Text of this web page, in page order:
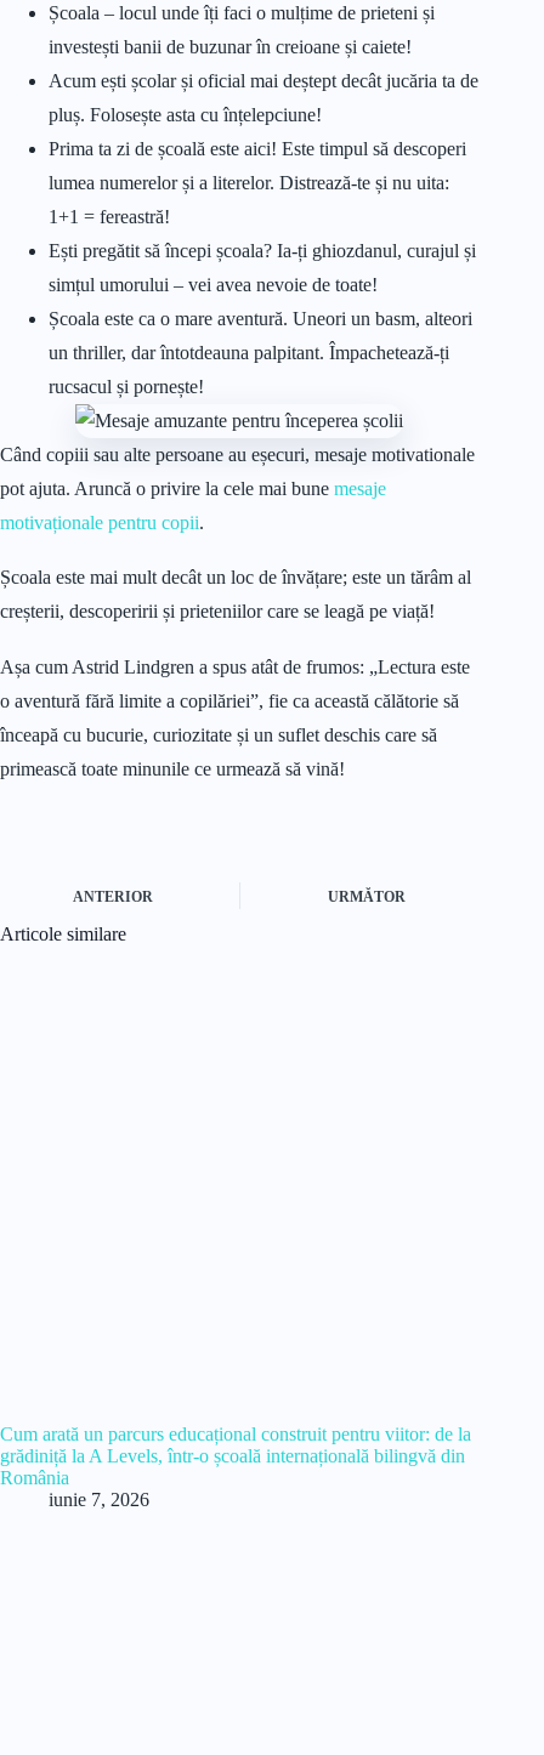
Școala – locul unde îți faci o mulțime de prieteni și
investești banii de buzunar în creioane și caiete!
Acum ești școlar și oficial mai deștept decât jucăria ta de
pluș. Folosește asta cu înțelepciune!
Prima ta zi de școală este aici! Este timpul să descoperi
lumea numerelor și a literelor. Distrează-te și nu uita:
1+1 = fereastră!
Ești pregătit să începi școala? Ia-ți ghiozdanul, curajul și
simțul umorului – vei avea nevoie de toate!
Școala este ca o mare aventură. Uneori un basm, alteori
un thriller, dar întotdeauna palpitant. Împachetează-ți
rucsacul și pornește!
Când copiii sau alte persoane au eșecuri, mesaje motivationale
pot ajuta. Aruncă o privire la cele mai bune mesaje
motivaționale pentru copii.
Școala este mai mult decât un loc de învățare; este un tărâm al
creșterii, descoperirii și prieteniilor care se leagă pe viață!
Așa cum Astrid Lindgren a spus atât de frumos: „Lectura este
o aventură fără limite a copilăriei”, fie ca această călătorie să
înceapă cu bucurie, curiozitate și un suflet deschis care să
primească toate minunile ce urmează să vină!
ANTERIOR URMĂTOR
Articole similare
Cum arată un parcurs educațional construit pentru viitor: de la
grădiniță la A Levels, într-o școală internațională bilingvă din
România
iunie 7, 2026